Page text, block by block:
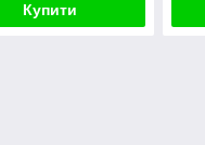
Купити